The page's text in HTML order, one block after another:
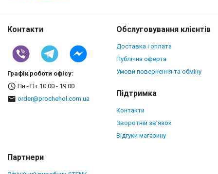
Контакти
Графік роботи офісу:
Пн - Пт 10:00 - 19:00
order@prochehol.com.ua
Обслуговування клієнтів
Доставка і оплата
Публічна оферта
Умови повернення та обміну
Підтримка
Контакти
Зворотній зв'язок
Відгуки магазину
Партнери